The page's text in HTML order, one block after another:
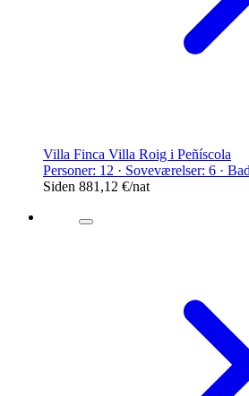
Villa Finca Villa Roig i Peñíscola
Personer: 12 · Soveværelser: 6 ·
Siden 881,12 €/nat